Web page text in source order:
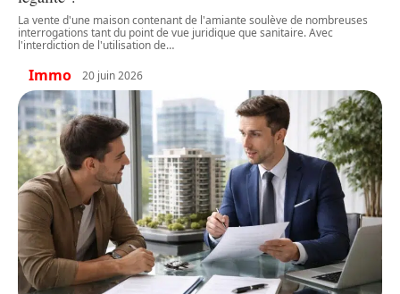
La vente d'une maison contenant de l'amiante soulève de nombreuses
interrogations tant du point de vue juridique que sanitaire. Avec
l'interdiction de l'utilisation de…
Immo 20 juin 2026